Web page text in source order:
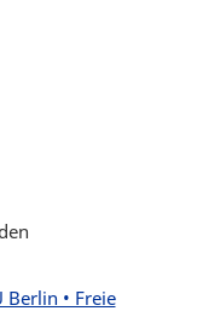
Berlin • Freie